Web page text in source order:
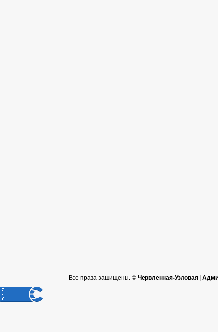
Все права защищены. ©Червленная-Узловая |